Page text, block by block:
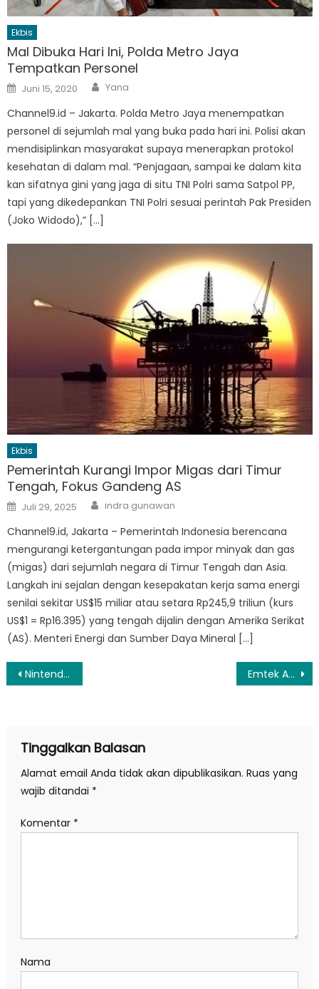
Ekbis
Mal Dibuka Hari Ini, Polda Metro Jaya
Tempatkan Personel
Posted
on
Juni 15, 2020 Author
Yana
Channel9.id – Jakarta. Polda Metro Jaya menempatkan
personel di sejumlah mal yang buka pada hari ini. Polisi akan
mendisiplinkan masyarakat supaya menerapkan protokol
kesehatan di dalam mal. “Penjagaan, sampai ke dalam kita
kan sifatnya gini yang jaga di situ TNI Polri sama Satpol PP,
tapi yang dikedepankan TNI Polri sesuai perintah Pak Presiden
(Joko Widodo),” […]
Ekbis
Pemerintah Kurangi Impor Migas dari Timur
Tengah, Fokus Gandeng AS
Posted
on
Juli 29, 2025 Author
indra gunawan
Channel9.id, Jakarta – Pemerintah Indonesia berencana
mengurangi ketergantungan pada impor minyak dan gas
(migas) dari sejumlah negara di Timur Tengah dan Asia.
Langkah ini sejalan dengan kesepakatan kerja sama energi
senilai sekitar US$15 miliar atau setara Rp245,9 triliun (kurs
US$1 = Rp16.395) yang tengah dijalin dengan Amerika Serikat
(AS). Menteri Energi dan Sumber Daya Mineral […]
Navigasi
Nintendo Bakal Rilis The Legend of Zelda dan Donkey Kong di Smartphone Emtek Awali SMLBT 2018 dengan Kemenangan Telak
Tinggalkan Balasan
Alamat email Anda tidak akan dipublikasikan. Ruas yang
wajib ditandai *
Komentar *
Nama